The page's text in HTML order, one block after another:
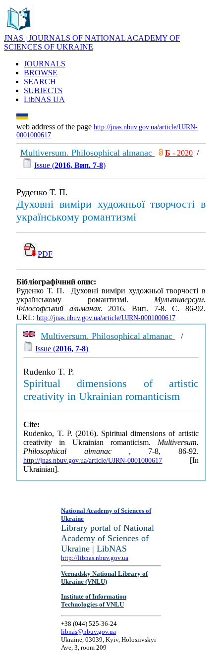
JNAS | JOURNALS OF NATIONAL ACADEMY OF
SCIENCES OF UKRAINE
JOURNALS
BROWSE
SEARCH
SUBJECTS
LibNAS UA
web address of the page http://jnas.nbuv.gov.ua/article/UJRN-
0001000617
Multiversum. Philosophical almanac Б - 2020 /
Issue (2016, Вип. 7-8)
Руденко Т. П.
Духовні виміри художньої творчості в
українському романтизмі
PDF
Бібліографічний опис:
Руденко Т. П. Духовні виміри художньої творчості в
українському романтизмі. Мультиверсум.
Філософський альманах. 2016. Вип. 7-8. С. 86-92.
URL: http://jnas.nbuv.gov.ua/article/UJRN-0001000617
Multiversum. Philosophical almanac
/
Issue (2016, 7-8)
Rudenko T. P.
Spiritual dimensions of artistic
creativity in Ukrainian romanticism
Cite:
Rudenko, T. P. (2016). Spiritual dimensions of artistic
creativity in Ukrainian romanticism. Multiversum.
Philosophical almanac , 7-8, 86-92.
http://jnas.nbuv.gov.ua/article/UJRN-0001000617 [In
Ukrainian].
National Academy of Sciences of
Ukraine
Library portal of National
Academy of Sciences of
Ukraine | LibNAS
http://libnas.nbuv.gov.ua
Vernadsky National Library of
Ukraine (VNLU)
Institute of Information
Technologies of VNLU
+38 (044) 525-36-24
libnas@nbuv.gov.ua
Ukraine, 03039, Kyiv, Holosiivskyi
Ave, 3, room 209